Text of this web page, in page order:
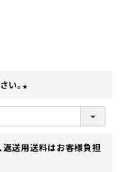
い。
(
)
返送用送料はお客様負担